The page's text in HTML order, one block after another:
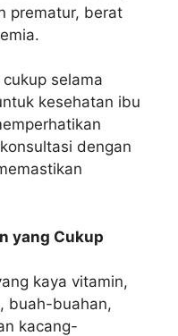
prematur, berat
selama
kesehatan ibu
dengan
yang Cukup
kaya vitamin,
buah-buahan,
kacang-